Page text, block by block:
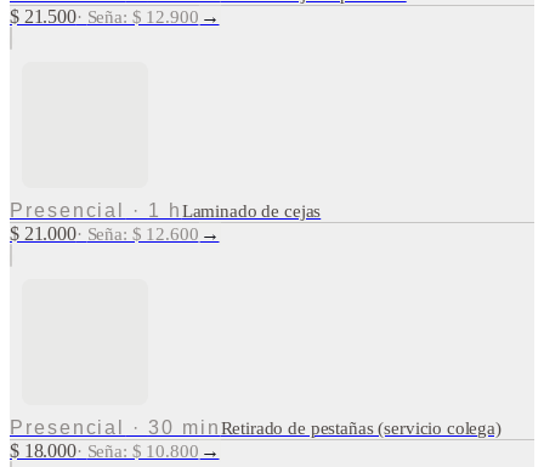
$ 21.500· Seña: $ 12.900 →
Presencial · 1 hLaminado de cejas
$ 21.000· Seña: $ 12.600 →
Presencial · 30 minRetirado de pestañas (servicio colega)
$ 18.000· Seña: $ 10.800 →